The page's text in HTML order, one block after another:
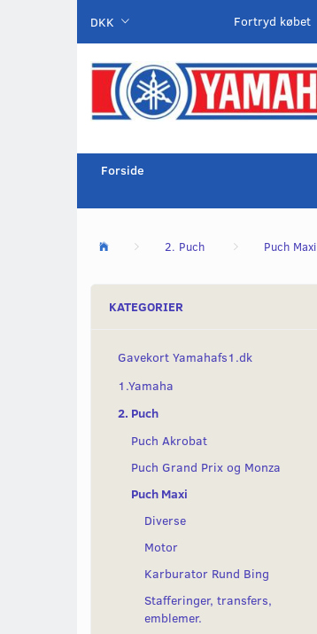
DKK Fortryd købet
Forside
2. Puch Puch Maxi
KATEGORIER
Gavekort Yamahafs1.dk
1.Yamaha
2. Puch
Puch Akrobat
Puch Grand Prix og Monza
Puch Maxi
Diverse
Motor
Karburator Rund Bing
Stafferinger, transfers,
emblemer.